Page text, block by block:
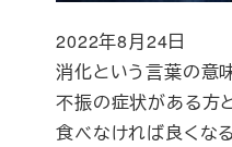
消化という言葉の意
不振の症状がある方
食べなければ良くな
投稿日
2022年8月24日